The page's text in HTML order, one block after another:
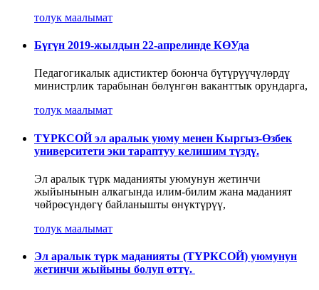
толук маалымат
Бүгүн 2019-жылдын 22-апрелинде КӨУда
Педагогикалык адистиктер боюнча бүтүрүүчүлөрдү
министрлик тарабынан бөлүнгөн ваканттык орундарга,
толук маалымат
ТҮРКСОЙ эл аралык уюму менен Кыргыз-Өзбек
университети эки тараптуу келишим түздү.
Эл аралык түрк маданияты уюмунун жетинчи
жыйынынын алкагында илим-билим жана маданият
чөйрөсүндөгү байланышты өнүктүрүү,
толук маалымат
Эл аралык түрк маданияты (ТҮРКСОЙ) уюмунун
жетинчи жыйыны болуп өттү.